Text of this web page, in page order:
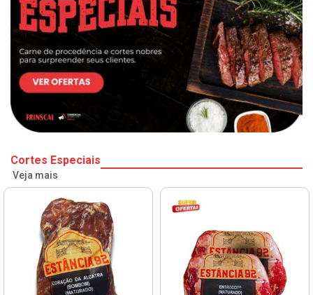
Cortes Especiais
Veja mais